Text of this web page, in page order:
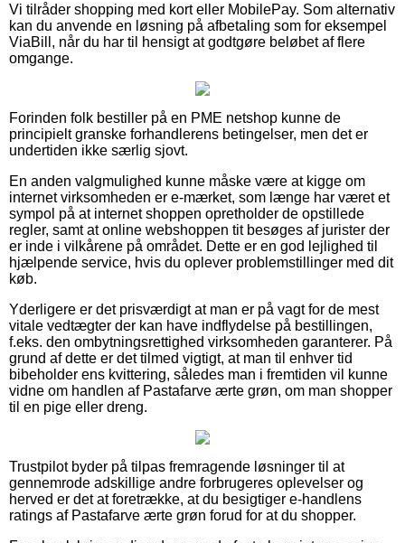
Vi tilråder shopping med kort eller MobilePay. Som alternativ
kan du anvende en løsning på afbetaling som for eksempel
ViaBill, når du har til hensigt at godtgøre beløbet af flere
omgange.
Forinden folk bestiller på en PME netshop kunne de
principielt granske forhandlerens betingelser, men det er
undertiden ikke særlig sjovt.
En anden valgmulighed kunne måske være at kigge om
internet virksomheden er e-mærket, som længe har været et
sympol på at internet shoppen opretholder de opstillede
regler, samt at online webshoppen tit besøges af jurister der
er inde i vilkårene på området. Dette er en god lejlighed til
hjælpende service, hvis du oplever problemstillinger med dit
køb.
Yderligere er det prisværdigt at man er på vagt for de mest
vitale vedtægter der kan have indflydelse på bestillingen,
f.eks. den ombytningsrettighed virksomheden garanterer. På
grund af dette er det tilmed vigtigt, at man til enhver tid
bibeholder ens kvittering, således man i fremtiden vil kunne
vidne om handlen af Pastafarve ærte grøn, om man shopper
til en pige eller dreng.
Trustpilot byder på tilpas fremragende løsninger til at
gennemrode adskillige andre forbrugeres oplevelser og
herved er det at foretrække, at du besigtiger e-handlens
ratings af Pastafarve ærte grøn forud for at du shopper.